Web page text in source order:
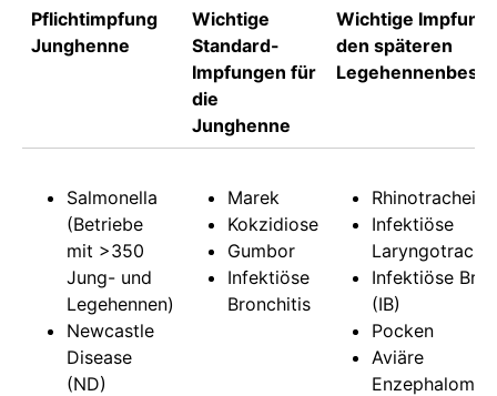
Pflichtimpfung
Junghenne
Wichtige
Standard-
Impfungen für
die
Junghenne
Wichtige
den späteren
Salmonella
(Betriebe
mit >350
Jung- und
Legehennen)
Newcastle
Disease
(ND)
Marek
Kokzidiose
Gumbor
Infektiöse
Bronchitis
Infektiöse
Infektiöse
(IB)
Pocken
Aviäre